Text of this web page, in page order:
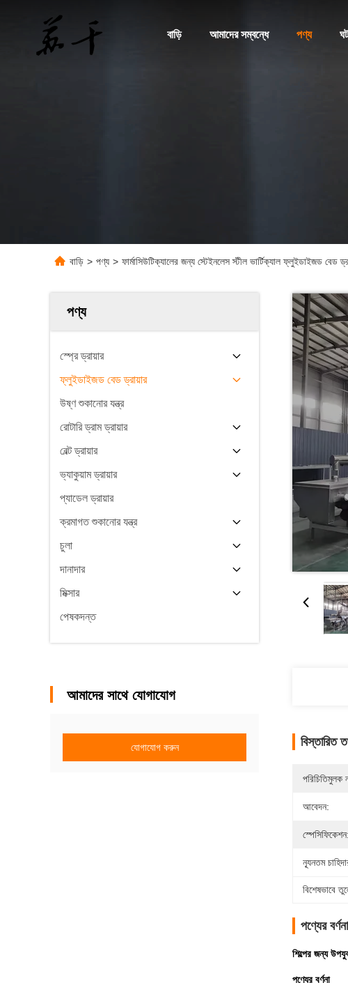
বাড়ি আমাদের সম্বন্ধে পণ্য
বাড়ি > পণ্য > ফার্মাসিউটিক্যালের জন্য স্টেইনলেস স্টীল ভার্টিক্যাল ফ্লুইডাইজড বেড
পণ্য
স্প্রে ড্রায়ার
ফ্লুইডাইজড বেড ড্রায়ার
উষ্ণ শুকানোর যন্ত্র
রোটারি ড্রাম ড্রায়ার
বেল্ট ড্রায়ার
ভ্যাকুয়াম ড্রায়ার
প্যাডেল ড্রায়ার
ক্রমাগত শুকানোর যন্ত্র
চুলা
দানাদার
মিক্সার
পেষকদন্ত
আমাদের সাথে যোগাযোগ
যোগাযোগ করুন বিস্তারিত
পরিচিতিমুলক
আবেদন:
স্পেসিফিকেশন:
ন্যূনতম
বিশেষভাবে
পণ্যের বর্ণনা
শিল্পের জন্য
পণ্যের বর্ণনা